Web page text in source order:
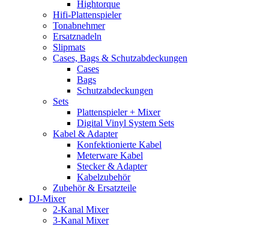
Hightorque
Hifi-Plattenspieler
Tonabnehmer
Ersatznadeln
Slipmats
Cases, Bags & Schutzabdeckungen
Cases
Bags
Schutzabdeckungen
Sets
Plattenspieler + Mixer
Digital Vinyl System Sets
Kabel & Adapter
Konfektionierte Kabel
Meterware Kabel
Stecker & Adapter
Kabelzubehör
Zubehör & Ersatzteile
DJ-Mixer
2-Kanal Mixer
3-Kanal Mixer